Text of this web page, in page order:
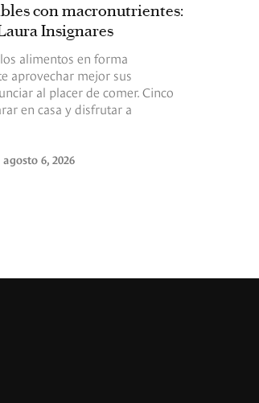
con macronutrientes:
Insignares
alimentos en forma
aprovechar mejor sus
al placer de comer. Cinco
en casa y disfrutar a
agosto 6, 2026